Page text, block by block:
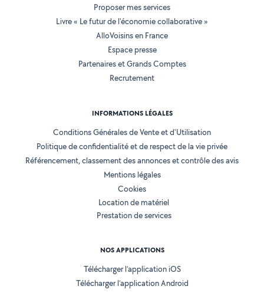
Proposer mes services
Livre « Le futur de l'économie collaborative »
AlloVoisins en France
Espace presse
Partenaires et Grands Comptes
Recrutement
INFORMATIONS LÉGALES
Conditions Générales de Vente et d'Utilisation
Politique de confidentialité et de respect de la vie privée
Référencement, classement des annonces et contrôle des avis
Mentions légales
Cookies
Location de matériel
Prestation de services
NOS APPLICATIONS
Télécharger l’application iOS
Télécharger l’application Android